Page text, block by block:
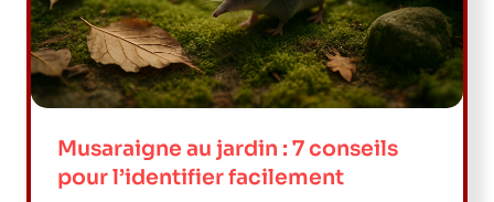
Musaraigne au jardin : 7 conseils
pour l’identifier facilement